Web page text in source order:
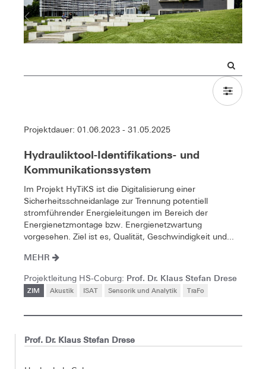
Projektdauer: 01.06.2023 - 31.05.2025
Hydrauliktool-Identifikations- und
Kommunikationssystem
Im Projekt HyTiKS ist die Digitalisierung einer
Sicherheitsschneidanlage zur Trennung potentiell
stromführender Energieleitungen im Bereich der
Energienetzmontage bzw. Energienetzwartung
vorgesehen. Ziel ist es, Qualität, Geschwindigkeit und...
MEHR
Projektleitung HS-Coburg: Prof. Dr. Klaus Stefan Drese
ZIM Akustik ISAT Sensorik und Analytik TraFo
Prof. Dr. Klaus Stefan Drese